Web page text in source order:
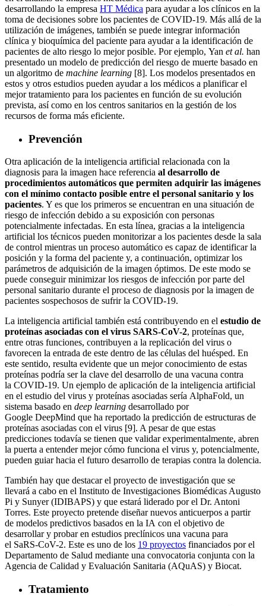
desarrollando la empresa HT Médica para ayudar a los clínicos en la
toma de decisiones sobre los pacientes de COVID-19. Más allá de la
utilización de imágenes, también se puede integrar información
clínica y bioquímica del paciente para ayudar a la identificación de
pacientes de alto riesgo lo mejor posible. Por ejemplo, Yan et al. han
presentado un modelo de predicción del riesgo de muerte basado en
un algoritmo de machine learning [8]. Los modelos presentados en
estos y otros estudios pueden ayudar a los médicos a planificar el
mejor tratamiento para los pacientes en función de su evolución
prevista, así como en los centros sanitarios en la gestión de los
recursos de forma más eficiente.
Prevención
Otra aplicación de la inteligencia artificial relacionada con la
diagnosis para la imagen hace referencia al desarrollo de
procedimientos automáticos que permiten adquirir las imágenes
con el mínimo contacto posible entre el personal sanitario y los
pacientes. Y es que los primeros se encuentran en una situación de
riesgo de infección debido a su exposición con personas
potencialmente infectadas. En esta línea, gracias a la inteligencia
artificial los técnicos pueden monitorizar a los pacientes desde la sala
de control mientras un proceso automático es capaz de identificar la
posición y la forma del paciente y, a continuación, optimizar los
parámetros de adquisición de la imagen óptimos. De este modo se
puede conseguir minimizar los riesgos de infección por parte del
personal sanitario durante el proceso de diagnosis por la imagen de
pacientes sospechosos de sufrir la COVID-19.
La inteligencia artificial también está contribuyendo en el estudio de
proteínas asociadas con el virus SARS-CoV-2, proteínas que,
entre otras funciones, contribuyen a la replicación del virus o
favorecen la entrada de este dentro de las células del huésped. En
este sentido, resulta evidente que un mejor conocimiento de estas
proteínas podría ser la clave del desarrollo de una vacuna contra
la COVID-19. Un ejemplo de aplicación de la inteligencia artificial
en el estudio del virus y proteínas asociadas sería AlphaFold, un
sistema basado en deep learning desarrollado por
Google DeepMind que ha reportado la predicción de estructuras de
proteínas asociadas con el virus [9]. A pesar de que estas
predicciones todavía se tienen que validar experimentalmente, abren
la puerta a entender mejor cómo funciona el virus y, potencialmente,
pueden guiar hacia el futuro desarrollo de terapias contra la dolencia.
También hay que destacar el proyecto de investigación que se
llevará a cabo en el Instituto de Investigaciones Biomédicas Augusto
Pi y Sunyer (IDIBAPS) y que estará liderado por el Dr. Antoni
Torres. Este proyecto pretende diseñar nuevos anticuerpos a partir
de modelos predictivos basados en la IA con el objetivo de
desarrollar y probar en estudios preclínicos una vacuna para
el SaRS-CoV-2. Este es uno de los 19 proyectos financiados por el
Departamento de Salud mediante una convocatoria conjunta con la
Agencia de Calidad y Evaluación Sanitaria (AQuAS) y Biocat.
Tratamiento